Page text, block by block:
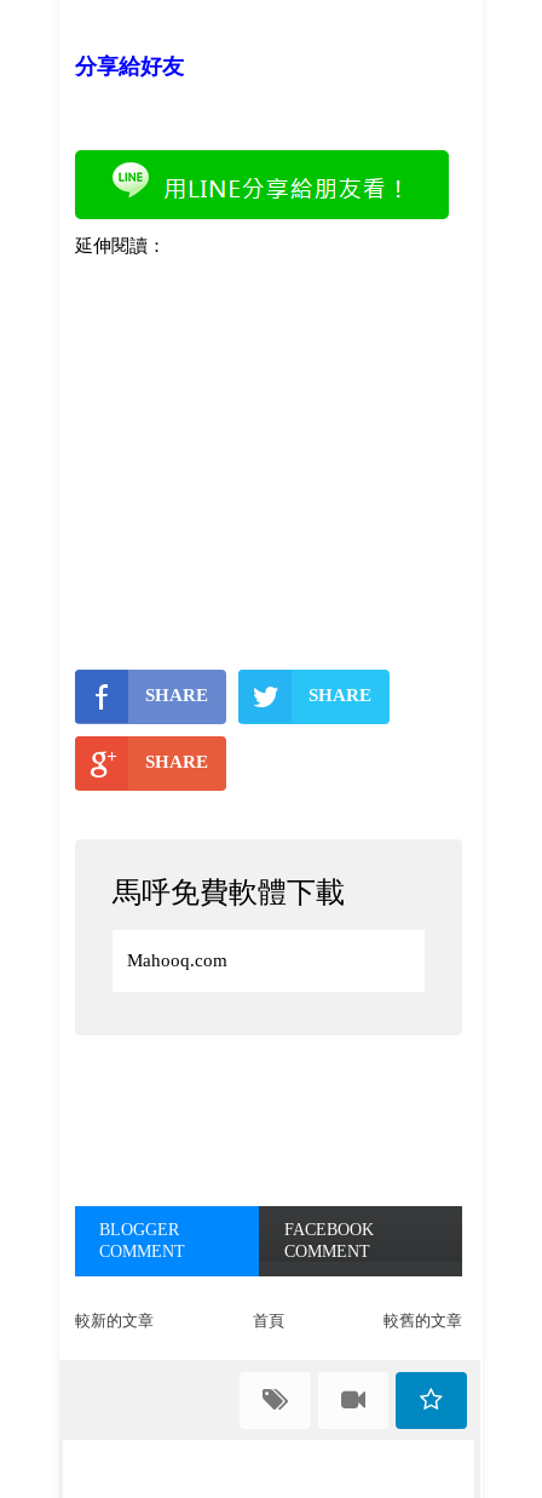
分享給好友
延伸閱讀：
SHARE SHARE
SHARE
馬呼免費軟體下載
Mahooq.com
BLOGGER
COMMENT
FACEBOOK
COMMENT
較新的文章 較舊的文章
首頁